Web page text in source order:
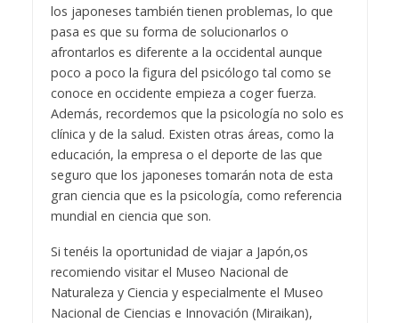
los japoneses también tienen problemas, lo que
pasa es que su forma de solucionarlos o
afrontarlos es diferente a la occidental aunque
poco a poco la figura del psicólogo tal como se
conoce en occidente empieza a coger fuerza.
Además, recordemos que la psicología no solo es
clínica y de la salud. Existen otras áreas, como la
educación, la empresa o el deporte de las que
seguro que los japoneses tomarán nota de esta
gran ciencia que es la psicología, como referencia
mundial en ciencia que son.
Si tenéis la oportunidad de viajar a Japón,os
recomiendo visitar el Museo Nacional de
Naturaleza y Ciencia y especialmente el Museo
Nacional de Ciencias e Innovación (Miraikan),